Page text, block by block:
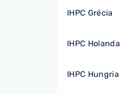
IHPC Grécia
IHPC Holanda
IHPC Hungria